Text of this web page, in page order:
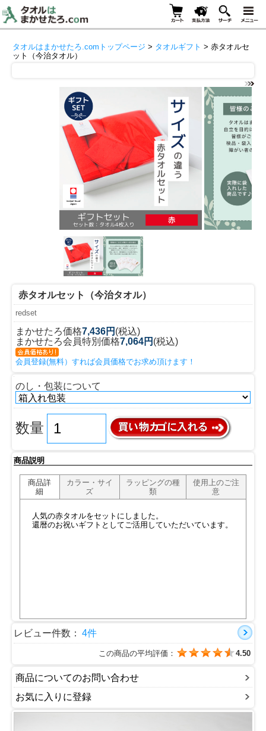
タオルはまかせたろ.comトップページ > タオルギフト > 赤タオルセ
ット（今治タオル）
赤タオルセット（今治タオル）
redset
まかせたろ価格7,436円 (税込)
まかせたろ会員特別価格7,064円 (税込)
会員登録(無料）すれば会員価格でお求め頂けます！
のし・包装について
数量
商品説明
商品詳
細
カラー・サイ
ズ
ラッピングの種
類
使用上のご注
意
人気の赤タオルをセットにしました。
還暦のお祝いギフトとしてご活用していただいています。
レビュー件数： 4件
この商品の平均評価： 4.50
商品についてのお問い合わせ
お気に入りに登録